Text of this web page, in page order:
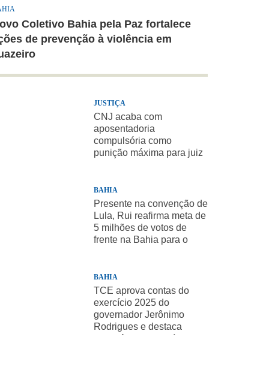
Coletivo Bahia pela Paz fortalece
de prevenção à violência em
JUSTIÇA
CNJ acaba com
aposentadoria
compulsória como
punição máxima para juiz
BAHIA
Presente na convenção de
Lula, Rui reafirma meta de
5 milhões de votos de
frente na Bahia para o
BAHIA
TCE aprova contas do
exercício 2025 do
governador Jerônimo
Rodrigues e destaca